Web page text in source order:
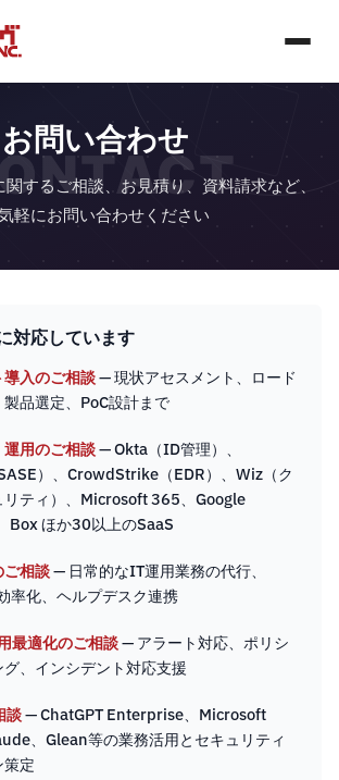
お問い合わせ
するご相談、お見積り、資料請求など、
軽にお問い合わせください
対応しています
入のご相談— 現状アセスメント、ロード
品選定、PoC設計まで
用のご相談— Okta（ID管理）、
）、CrowdStrike（EDR）、Wiz（ク
リティ）、Microsoft 365、Google
Box ほか30以上のSaaS
相談— 日常的なIT運用業務の代行、
率化、ヘルプデスク連携
最適化のご相談— アラート対応、ポリシ
、インシデント対応支援
談— ChatGPT Enterprise、Microsoft
、Glean等の業務活用とセキュリティ
定